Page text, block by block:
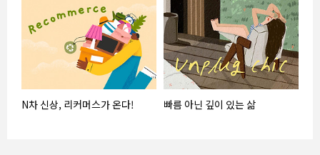
N차 신상, 리커머스가 온다! 빠름 아닌 깊이 있는 삶